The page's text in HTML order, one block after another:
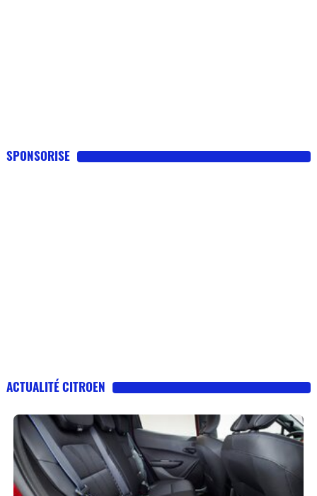
SPONSORISE
ACTUALITÉ CITROEN